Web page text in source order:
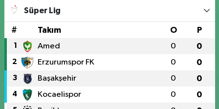
Süper Lig
# Takım O P
1 Amed 0 0
2 Erzurumspor FK 0 0
3 Başakşehir 0 0
4 Kocaelispor 0 0